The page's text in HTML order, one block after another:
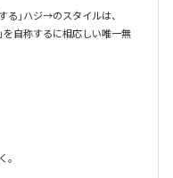
る」ハジ→のスタイルは、
を自称するに相応しい唯一無